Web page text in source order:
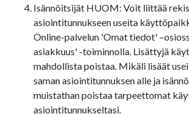
Isännöitsijät HUOM: Voit liittää
asiointitunnukseen useita
Online-palvelun 'Omat tiedot'
asiakkuus' -toiminnolla. Lisättyjä
mahdollista poistaa. Mikäli lisäät
saman asiointitunnuksen alle ja
muistathan poistaa tarpeettomat
asiointitunnukseltasi.